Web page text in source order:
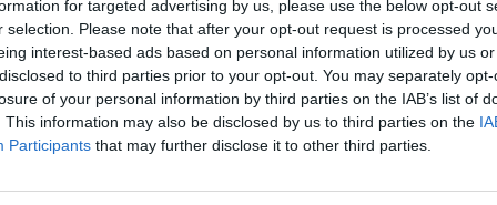
for targeted advertising by us, please use the below opt-out
selection. Please note that after your opt-out request is processed
interest-based ads based on personal information utilized by us
to third parties prior to your opt-out. You may separately
of your personal information by third parties on the IAB’s list of
This information may also be disclosed by us to third parties on the
Participants that may further disclose it to other third parties.